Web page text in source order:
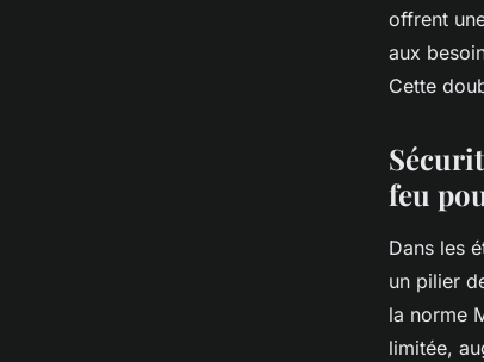
offrent
aux
Cette
feu
Dans les
un pilier
la norme
limitée,